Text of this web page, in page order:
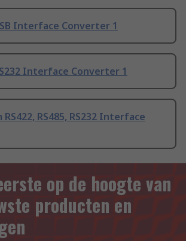
Interface Converter 1
Interface Converter 1
RS485, RS232 Interface
op de hoogte van
producten en